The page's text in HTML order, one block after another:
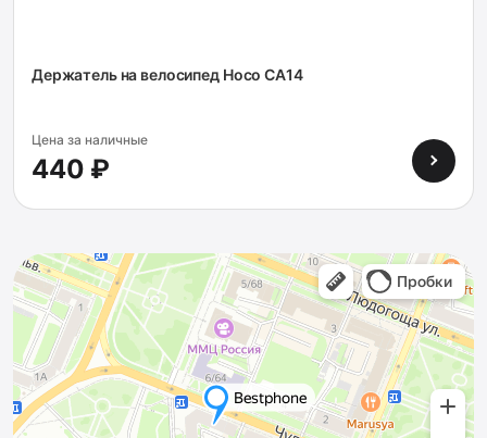
Держатель на велосипед Hoco CA14
Цена за наличные
440 ₽